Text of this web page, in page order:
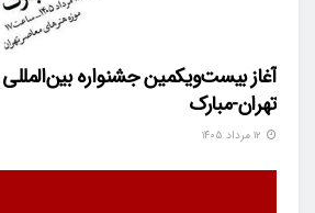
آغاز بیست‌ویکمین جشنواره
تهران-مبارک